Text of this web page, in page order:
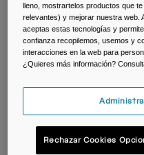
Accessorios
Ver todo
Botella Thrive™
N.º de artículo
Price reduced from
23,99 €to16,79 €
lleno, mostrartelos productos que
relevantes) y mejorar nuestra web.
aceptas estas tecnologías y
confianza recopilemos, usemos y
interacciones en la web para
¿Quieres más información?
Rechazar Cookies